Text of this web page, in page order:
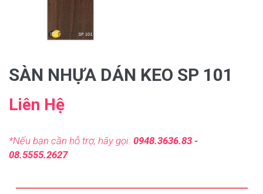
SÀN NHỰA DÁN KEO SP 101
Liên Hệ
*Nếu bạn cần hỗ trợ, hãy gọi: 0948.3636.83 -
08.5555.2627